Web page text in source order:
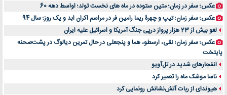
عکس؛ سفر در زمان؛ متین ستوده در ماه های نخست تولد؛ اواسط دهه 60
عکس؛ سفر زمان؛ تیپ و چهرۀ ریما رامین فر در مراسم اکران ابد و یک روز؛ سال 94
لغو بیش از 23 هزار پرواز درپی جنگ آمریکا و اسرائیل علیه ایران
عکس؛ سفر زمان؛ نقی، ارسطو، هما و پنجعلی در حال تمرین دیالوگ در پشت‌صحنه
پایتخت
انفجارهای شدید در تل‌آویو
ناسا موشک ماه را تعمیر کرد
هیوندای از ربات آتش‌نشانش رونمایی کرد